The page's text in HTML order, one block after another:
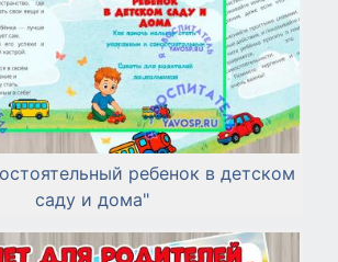
ребенок в детском
саду и дома"